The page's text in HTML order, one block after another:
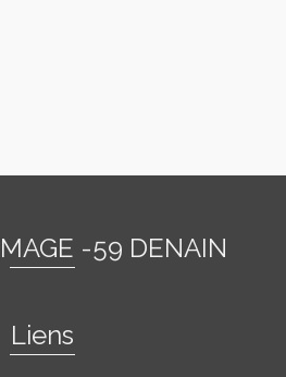
-59 DENAIN
Liens